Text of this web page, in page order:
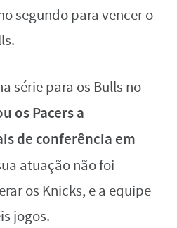
segundo para vencer o
série para os Bulls no
os Pacers a
de conferência em
atuação não foi
os Knicks, e a equipe
jogos.